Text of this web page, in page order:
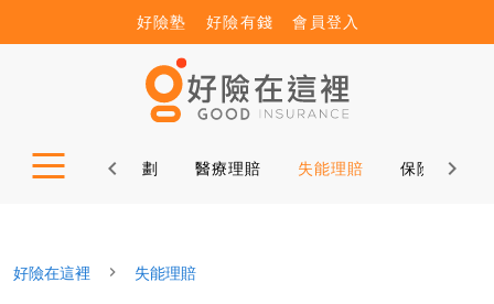
好險塾 好險有錢 會員登入
險新知 保險規劃 醫療理賠 失能理賠 保險小秘書
好險在這裡 失能理賠